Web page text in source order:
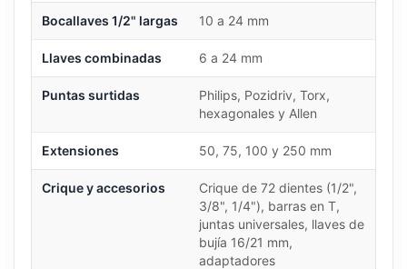
Bocallaves 1/2" largas 10 a 24 mm
Llaves combinadas 6 a 24 mm
Puntas surtidas
Philips, Pozidriv, Torx,
hexagonales y Allen
Extensiones 50, 75, 100 y 250 mm
Crique y accesorios
Crique de 72 dientes (1/2",
3/8", 1/4"), barras en T,
juntas universales, llaves de
bujía 16/21 mm,
adaptadores